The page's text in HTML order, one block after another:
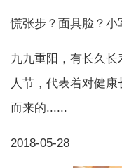
慌张步？面具脸？
九九重阳，有长久
人节，代表着对健
而来的......
2018-05-28